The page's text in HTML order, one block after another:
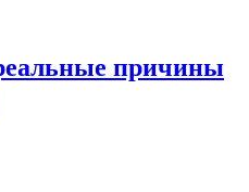
причины